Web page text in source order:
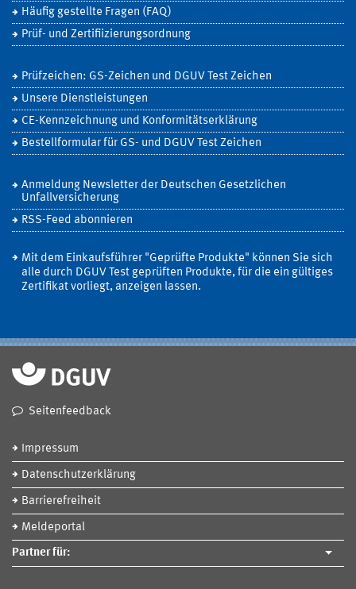
Häufig gestellte Fragen (FAQ)
Prüf- und Zertifiizierungsordnung
Prüfzeichen: GS-Zeichen und DGUV Test Zeichen
Unsere Dienstleistungen
CE-Kennzeichnung und Konformitätserklärung
Bestellformular für GS- und DGUV Test Zeichen
Anmeldung Newsletter der Deutschen Gesetzlichen
Unfallversicherung
RSS-Feed abonnieren
Mit dem Einkaufsführer "Geprüfte Produkte" können Sie sich
alle durch DGUV Test geprüften Produkte, für die ein gültiges
Zertifikat vorliegt, anzeigen lassen.
Seitenfeedback
Impressum
Datenschutzerklärung
Barrierefreiheit
Meldeportal
Partner für: